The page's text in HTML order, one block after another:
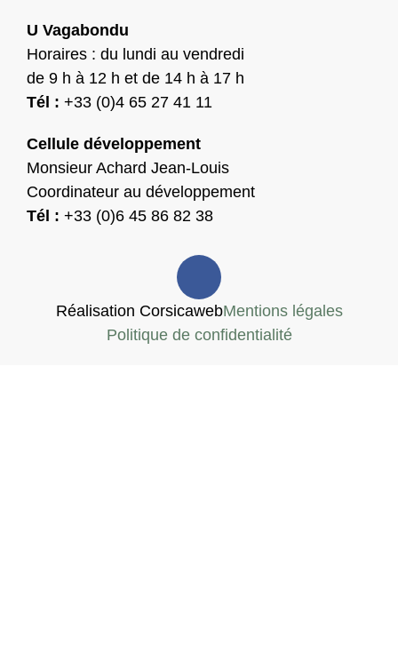
U Vagabondu
Horaires : du lundi au vendredi
de 9 h à 12 h et de 14 h à 17 h
Tél : +33 (0)4 65 27 41 11
Cellule développement
Monsieur Achard Jean-Louis
Coordinateur au développement
Tél : +33 (0)6 45 86 82 38
Réalisation CorsicawebMentions légales
Politique de confidentialité